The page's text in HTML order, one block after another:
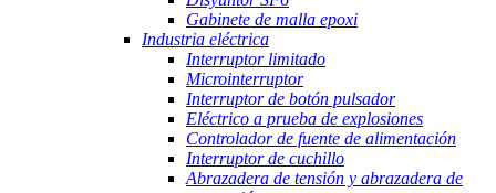
Gabinete de malla epoxi
Industria eléctrica
Interruptor limitado
Microinterruptor
Interruptor de botón pulsador
Eléctrico a prueba de explosiones
Controlador de fuente de alimentación
Interruptor de cuchillo
Abrazadera de tensión y abrazadera de